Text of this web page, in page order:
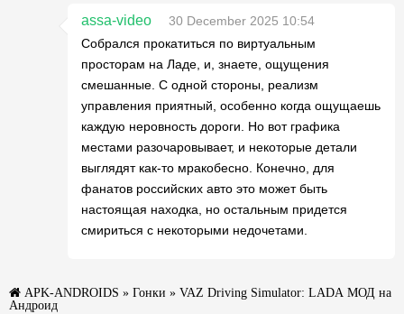
assa-video
30 December 2025 10:54
Собрался прокатиться по виртуальным
просторам на Ладе, и, знаете, ощущения
смешанные. С одной стороны, реализм
управления приятный, особенно когда ощущаешь
каждую неровность дороги. Но вот графика
местами разочаровывает, и некоторые детали
выглядят как-то мракобесно. Конечно, для
фанатов российских авто это может быть
настоящая находка, но остальным придется
смириться с некоторыми недочетами.
APK-ANDROIDS » Гонки » VAZ Driving Simulator: LADA МОД на
Андроид